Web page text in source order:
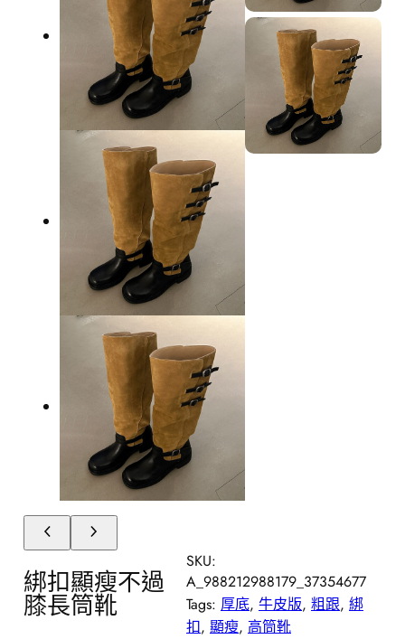
綁扣顯瘦不過
膝長筒靴
SKU:
A_988212988179_37354677
Tags: 厚底, 牛皮版, 粗跟, 綁
扣, 顯瘦, 高筒靴